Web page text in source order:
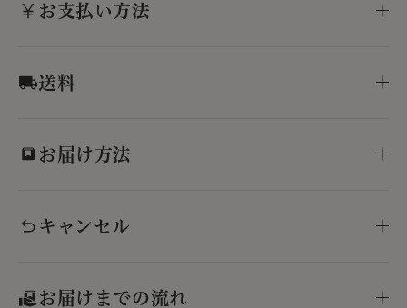
お支払い方法
送料
お届け方法
キャンセル
お届けまでの流れ